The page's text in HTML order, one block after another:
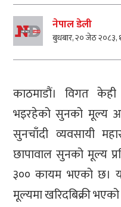
नेपाल डेली
बुधबार, २० जेठ २०८३,
काठमाडौं। विगत
भइरहेको सुनको मूल्य
सुनचाँदी व्यवसायी
छापावाल सुनको मूल्य
३०० कायम भएको छ।
मूल्यमा खरिदबिक्री भएको